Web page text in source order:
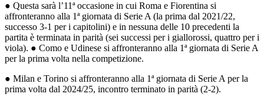
● Questa sarà l’11ª occasione in cui Roma e Fiorentina si
affronteranno alla 1ª giornata di Serie A (la prima dal 2021/22,
successo 3-1 per i capitolini) e in nessuna delle 10 precedenti la
partita è terminata in parità (sei successi per i giallorossi, quattro per i
viola). ● Como e Udinese si affronteranno alla 1ª giornata di Serie A
per la prima volta nella competizione.
● Milan e Torino si affronteranno alla 1ª giornata di Serie A per la
prima volta dal 2024/25, incontro terminato in parità (2-2).